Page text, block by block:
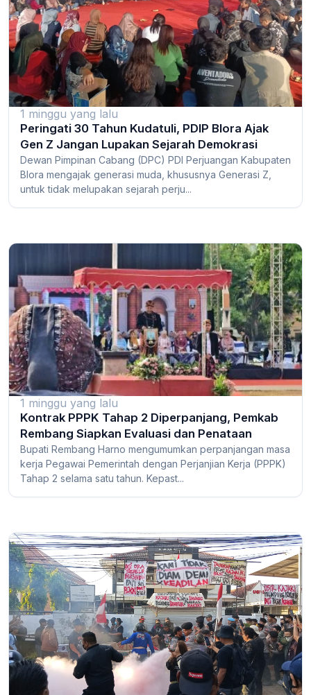
1 minggu yang lalu
Peringati 30 Tahun Kudatuli, PDIP Blora Ajak
Gen Z Jangan Lupakan Sejarah Demokrasi
Dewan Pimpinan Cabang (DPC) PDI Perjuangan Kabupaten
Blora mengajak generasi muda, khususnya Generasi Z,
untuk tidak melupakan sejarah perju...
1 minggu yang lalu
Kontrak PPPK Tahap 2 Diperpanjang, Pemkab
Rembang Siapkan Evaluasi dan Penataan
Bupati Rembang Harno mengumumkan perpanjangan masa
kerja Pegawai Pemerintah dengan Perjanjian Kerja (PPPK)
Tahap 2 selama satu tahun. Kepast...